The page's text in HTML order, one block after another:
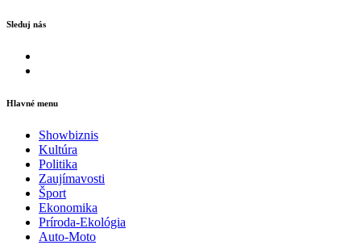
Sleduj nás
Hlavné menu
Showbiznis
Kultúra
Politika
Zaujímavosti
Šport
Ekonomika
Príroda-Ekológia
Auto-Moto